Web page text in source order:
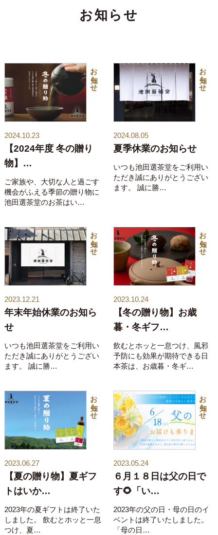
お知らせ
お知らせ
2024.10.23
【2024年度 冬の贈り
物】…
ご家族や、大切な人と過ごす
機会がふえる季節の贈り物に
池田選茶堂のお茶はい…
お知らせ
2024.08.05
夏季休業のお知らせ
いつも池田選茶堂をご利用い
ただき誠にありがとうござい
ます。 誠に勝…
お知らせ
2023.12.21
年末年始休業のお知ら
せ
いつも池田選茶堂をご利用い
ただき誠にありがとうござい
ます。 誠に勝…
お知らせ
2023.10.24
【冬の贈り物】お歳
暮・冬ギフ…
飲むとホッと一息つけ、風邪
予防にも効果が期待できる日
本茶は、お歳暮・冬ギ…
お知らせ
2023.06.27
【夏の贈り物】夏ギフ
トはいか…
2023年の夏ギフトは終了いた
しました。 飲むとホッと一息
つけ、夏…
お知らせ
2023.05.24
６月１８日は父の日で
す🌻「い…
2023年の父の日・母の日のイ
ベントは終了いたしました。
「母の日…